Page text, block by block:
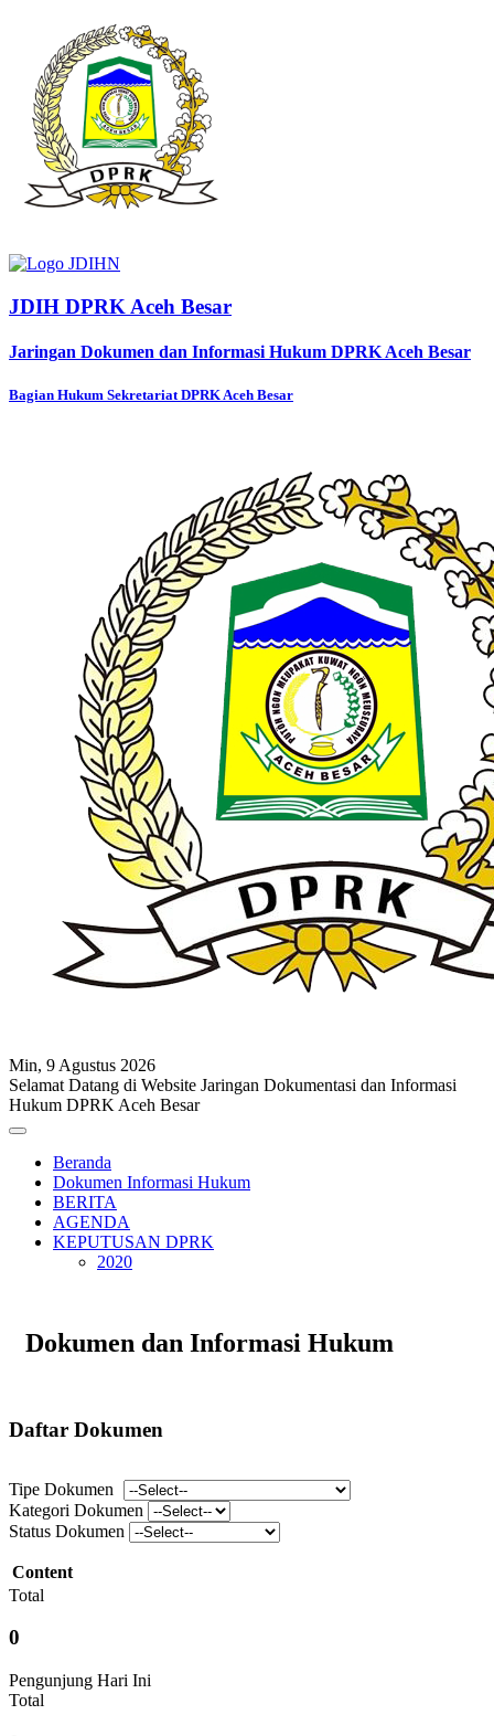
JDIH DPRK Aceh Besar
Jaringan Dokumen dan Informasi Hukum DPRK Aceh Besar
Bagian Hukum Sekretariat DPRK Aceh Besar
Min, 9 Agustus 2026
Selamat Datang di Website Jaringan Dokumentasi dan Informasi
Hukum DPRK Aceh Besar
Beranda
Dokumen Informasi Hukum
BERITA
AGENDA
KEPUTUSAN DPRK
2020
Dokumen dan Informasi Hukum
Daftar Dokumen
Tipe Dokumen
Kategori Dokumen
Status Dokumen
Content
Total
0
Pengunjung Hari Ini
Total